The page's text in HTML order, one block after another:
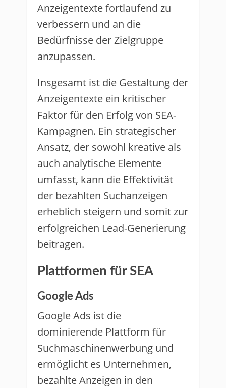
Anzeigentexte fortlaufend zu
verbessern und an die
Bedürfnisse der Zielgruppe
anzupassen.
Insgesamt ist die Gestaltung der
Anzeigentexte ein kritischer
Faktor für den Erfolg von SEA-
Kampagnen. Ein strategischer
Ansatz, der sowohl kreative als
auch analytische Elemente
umfasst, kann die Effektivität
der bezahlten Suchanzeigen
erheblich steigern und somit zur
erfolgreichen Lead-Generierung
beitragen.
Plattformen für SEA
Google Ads
Google Ads ist die
dominierende Plattform für
Suchmaschinenwerbung und
ermöglicht es Unternehmen,
bezahlte Anzeigen in den